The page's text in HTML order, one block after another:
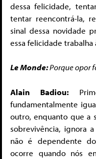
dessa felicidade,
tentar reencontrá-la,
sinal dessa novidade
essa felicidade trabalha
Le Monde:Porque opor
Alain Badiou:
fundamentalmente
outro, enquanto que a
sobrevivência, ignora
não é dependente
ocorre quando nós